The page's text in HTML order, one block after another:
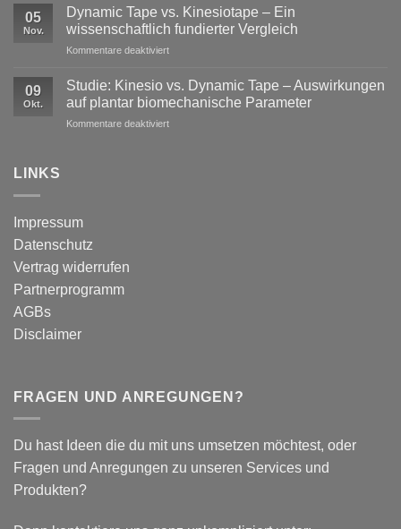
reine
Stabilisation
ausreicht
versus
neurophysiologische
Wirkungen
von
05
Nov.
Dynamic Tape vs. Kinesiotape – Ein
wissenschaftlich fundierter Vergleich
Kommentare deaktiviertfür
Tape
Kinesiotape
–
09
Okt.
Studie: Kinesio vs. Dynamic Tape – Auswirkungen
auf plantar biomechanische Parameter
Kommentare deaktiviertfür
LINKS
Impressum
Datenschutz
Vertrag widerrufen
Partnerprogramm
AGBs
Disclaimer
FRAGEN UND ANREGUNGEN?
Du hast Ideen die du mit uns umsetzen möchtest, oder
Fragen und Anregungen zu unseren Services und
Produkten?